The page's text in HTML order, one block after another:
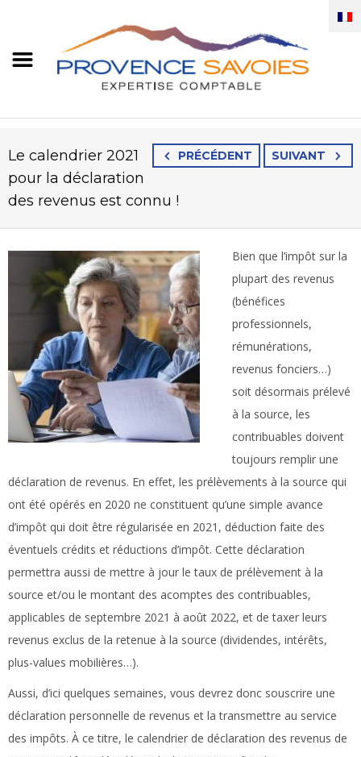
PRÉCÉDENT SUIVANT
Le calendrier 2021
pour la déclaration
des revenus est connu !
Bien que l’impôt sur la
plupart des revenus
(bénéfices
professionnels,
rémunérations,
revenus fonciers…)
soit désormais prélevé
à la source, les
contribuables doivent
toujours remplir une
déclaration de revenus. En effet, les prélèvements à la source qui
ont été opérés en 2020 ne constituent qu’une simple avance
d’impôt qui doit être régularisée en 2021, déduction faite des
éventuels crédits et réductions d’impôt. Cette déclaration
permettra aussi de mettre à jour le taux de prélèvement à la
source et/ou le montant des acomptes des contribuables,
applicables de septembre 2021 à août 2022, et de taxer leurs
revenus exclus de la retenue à la source (dividendes, intérêts,
plus-values mobilières…).
Aussi, d’ici quelques semaines, vous devrez donc souscrire une
déclaration personnelle de revenus et la transmettre au service
des impôts. À ce titre, le calendrier de déclaration des revenus de